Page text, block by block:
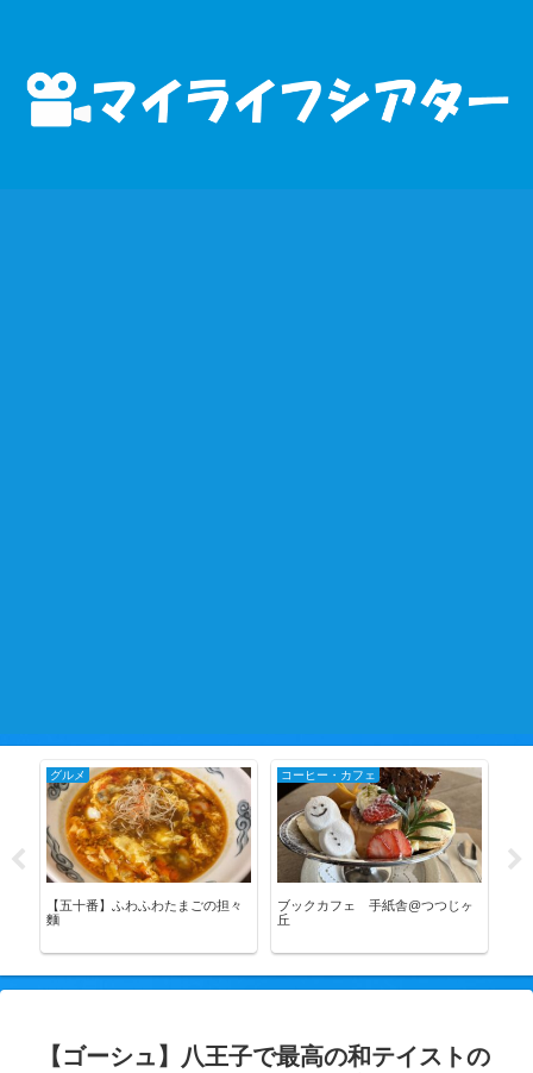
グルメ
【五十番】ふわふわたまごの担々
麵
コーヒー・カフェ
ブックカフェ 手紙舎@つつじヶ
丘
【ゴーシュ】八王子で最高の和テイストの